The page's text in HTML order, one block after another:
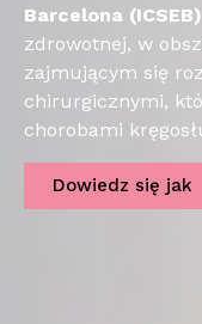
Barcelona (ICSEB)
zdrowotnej, w
zajmującym się
chirurgicznymi,
chorobami
Dowiedz się jak